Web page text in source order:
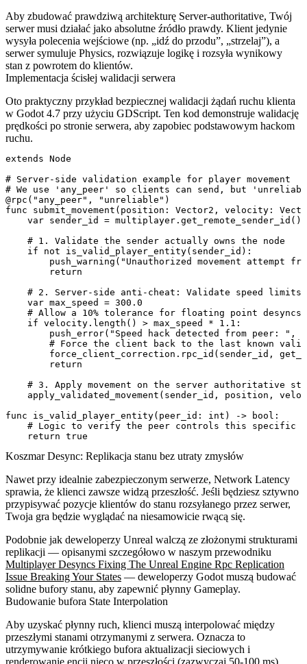
Aby zbudować prawdziwą architekturę Server-authoritative, Twój
serwer musi działać jako absolutne źródło prawdy. Klient jedynie
wysyła polecenia wejściowe (np. „idź do przodu”, „strzelaj”), a
serwer symuluje Physics, rozwiązuje logikę i rozsyła wynikowy
stan z powrotem do klientów.
Implementacja ścisłej walidacji serwera
Oto praktyczny przykład bezpiecznej walidacji żądań ruchu klienta
w Godot 4.7 przy użyciu GDScript. Ten kod demonstruje walidację
prędkości po stronie serwera, aby zapobiec podstawowym hackom
ruchu.
extends Node
# Server-side validation example for player movement
# We use 'any_peer' so clients can send, but
@rpc("any_peer", "unreliable")
func submit_movement(position: Vector2, velocity:
    var sender_id = multiplayer.get_remote_sender_id()
    # 1. Validate the sender actually owns the node
    if not is_valid_player_entity(sender_id):
push_warning("Unauthorized movement attempt
        return
    # 2. Server-side anti-cheat: Validate speed limits
    var max_speed = 300.0
# Allow a 10% tolerance for floating point desyncs
    if velocity.length() > max_speed * 1.1:
push_error("Speed hack detected from peer: ",
# Force the client back to the last known
force_client_correction.rpc_id(sender_id,
        return
# 3. Apply movement on the server authoritative
apply_validated_movement(sender_id, position,
func is_valid_player_entity(peer_id: int) -> bool:
# Logic to verify the peer controls this specific
Koszmar Desync: Replikacja stanu bez utraty zmysłów
Nawet przy idealnie zabezpieczonym serwerze, Network Latency
sprawia, że klienci zawsze widzą przeszłość. Jeśli będziesz sztywno
przypisywać pozycje klientów do stanu rozsyłanego przez serwer,
Twoja gra będzie wyglądać na niesamowicie rwącą się.
Podobnie jak deweloperzy Unreal walczą ze złożonymi strukturami
replikacji — opisanymi szczegółowo w naszym przewodniku
Multiplayer Desyncs Fixing The Unreal Engine Rpc Replication
Issue Breaking Your States — deweloperzy Godot muszą budować
solidne bufory stanu, aby zapewnić płynny Gameplay.
Budowanie bufora State Interpolation
Aby uzyskać płynny ruch, klienci muszą interpolować między
przeszłymi stanami otrzymanymi z serwera. Oznacza to
utrzymywanie krótkiego bufora aktualizacji sieciowych i